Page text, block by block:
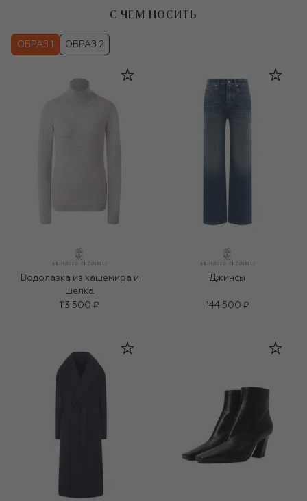
С ЧЕМ НОСИТЬ
ОБРАЗ 1 ОБРАЗ 2
Водолазка из кашемира и
шелка
113 500 ₽
Джинсы
144 500 ₽